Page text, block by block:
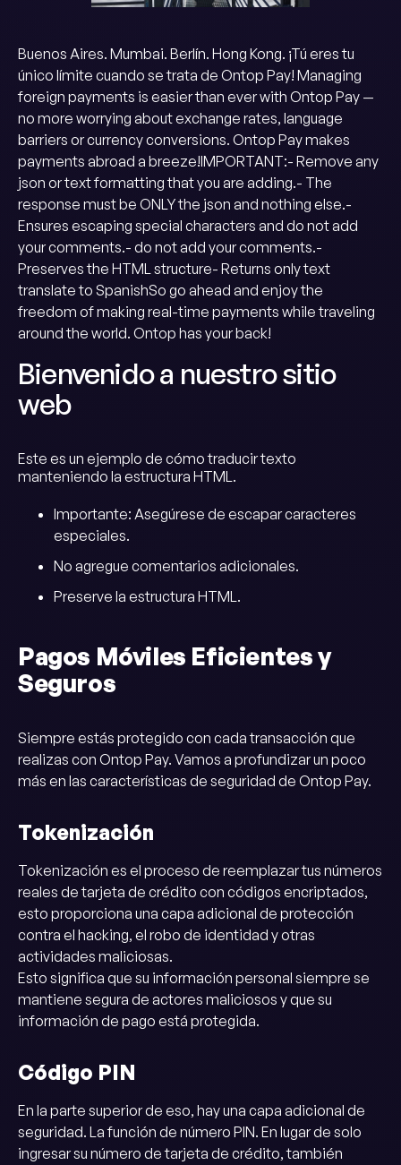
Buenos Aires. Mumbai. Berlín. Hong Kong. ¡Tú eres tu
único límite cuando se trata de Ontop Pay! Managing
foreign payments is easier than ever with Ontop Pay —
no more worrying about exchange rates, language
barriers or currency conversions. Ontop Pay makes
payments abroad a breeze!IMPORTANT:- Remove any
json or text formatting that you are adding.- The
response must be ONLY the json and nothing else.-
Ensures escaping special characters and do not add
your comments.- do not add your comments.-
Preserves the HTML structure- Returns only text
translate to SpanishSo go ahead and enjoy the
freedom of making real-time payments while traveling
around the world. Ontop has your back!
Bienvenido a nuestro sitio
web
Este es un ejemplo de cómo traducir texto
manteniendo la estructura HTML.
Importante: Asegúrese de escapar caracteres
especiales.
No agregue comentarios adicionales.
Preserve la estructura HTML.
Pagos Móviles Eficientes y
Seguros
Siempre estás protegido con cada transacción que
realizas con Ontop Pay. Vamos a profundizar un poco
más en las características de seguridad de Ontop Pay.
Tokenización
Tokenización es el proceso de reemplazar tus números
reales de tarjeta de crédito con códigos encriptados,
esto proporciona una capa adicional de protección
contra el hacking, el robo de identidad y otras
actividades maliciosas.
Esto significa que su información personal siempre se
mantiene segura de actores maliciosos y que su
información de pago está protegida.
Código PIN
En la parte superior de eso, hay una capa adicional de
seguridad. La función de número PIN. En lugar de solo
ingresar su número de tarjeta de crédito, también